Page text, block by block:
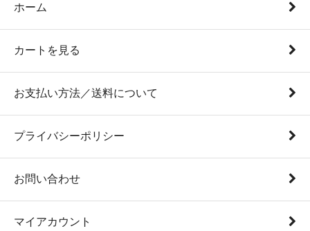
ホーム
カートを見る
お支払い方法／送料について
プライバシーポリシー
お問い合わせ
マイアカウント